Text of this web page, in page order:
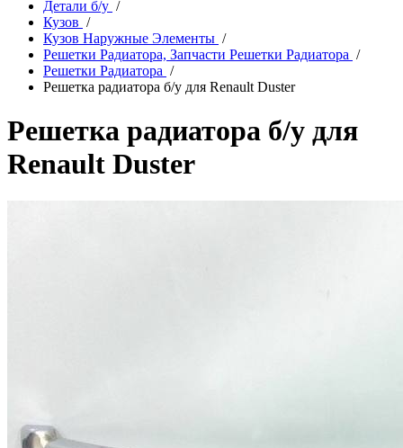
Детали б/у /
Кузов /
Кузов Наружные Элементы /
Решетки Радиатора, Запчасти Решетки Радиатора /
Решетки Радиатора /
Решетка радиатора б/у для Renault Duster
Решетка радиатора б/у для
Renault Duster